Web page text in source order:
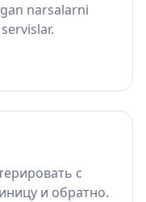
narsalarni
с
и обратно.